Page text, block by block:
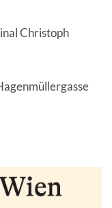
Christoph